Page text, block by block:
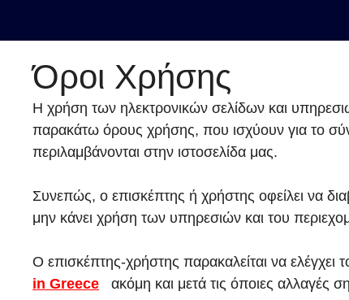
Όροι Χρήσης
Η χρήση των ηλεκτρονικών σελίδων και
παρακάτω όρους χρήσης, που ισχύουν για το
περιλαμβάνονται στην ιστοσελίδα μας.
Συνεπώς, ο επισκέπτης ή χρήστης οφείλει να
μην κάνει χρήση των υπηρεσιών και του
Ο επισκέπτης-χρήστης παρακαλείται να
in Greece ακόμη και μετά τις όποιες αλλαγές